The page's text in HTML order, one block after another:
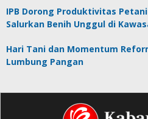
IPB Dorong Produktivitas
Salurkan Benih Unggul di
Hari Tani dan Momentum
Lumbung Pangan